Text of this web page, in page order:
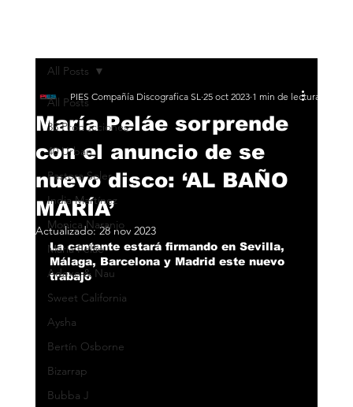
All Posts
33 Producciones
40 Urban
Pastora Soler
India Martínez
Monica Naranjo
María Peláe
Adexe & Nau
Sweet California
Aysha
Bertín Osborne
Bizarrap
Bubba J
All Posts
María Peláe sorprende
con el anuncio de se
nuevo disco: ‘AL BAÑO
MARÍA’
PIES Compañía Discografica SL 25 oct 2023 1 min de lectura
Actualizado:28 nov 2023
La cantante estará firmando en Sevilla,
Málaga, Barcelona y Madrid este nuevo
trabajo